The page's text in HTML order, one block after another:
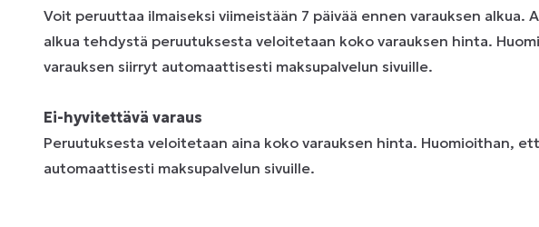
Voit peruuttaa ilmaiseksi viimeistään 7 päivää ennen varauksen alkua.
alkua tehdystä peruutuksesta veloitetaan koko varauksen hinta.
varauksen siirryt automaattisesti maksupalvelun sivuille.
Ei-hyvitettävä varaus
Peruutuksesta veloitetaan aina koko varauksen hinta. Huomioithan,
automaattisesti maksupalvelun sivuille.